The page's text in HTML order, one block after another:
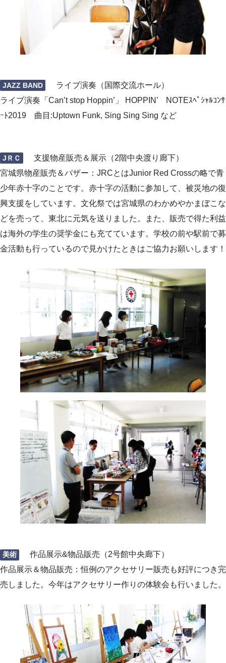
JAZZ BAND
ライブ演奏（国際交流ホール）
ライブ演奏「Can’t stop Hoppin’」 HOPPIN’ NOTEｽﾍﾟｼｬﾙｺﾝｻ
ｰﾄ2019 曲目:Uptown Funk, Sing Sing Sing など
JＲＣ
支援物産販売＆展示（2階中央渡り廊下）
宮城県物産販売＆バザー：JRCとはJunior Red Crossの略で青
少年赤十字のことです。赤十字の活動に参加して、被災地の復
興支援をしています。文化祭では宮城県のわかめやかまぼこな
どを売って、東北に元気を送りました。また、販売で得た利益
は海外の学生の奨学金にも充てています。学校の前や駅前で募
金活動も行っているので見かけたときはご協力お願いします！
美術
作品展示&物品販売（2号館中央廊下）
作品展示＆物品販売：恒例のアクセサリー販売も好評につき完
売しました。今年はアクセサリー作りの体験会も行いました。